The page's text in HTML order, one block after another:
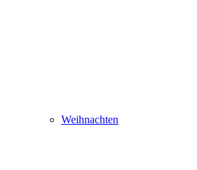
Weihnachten